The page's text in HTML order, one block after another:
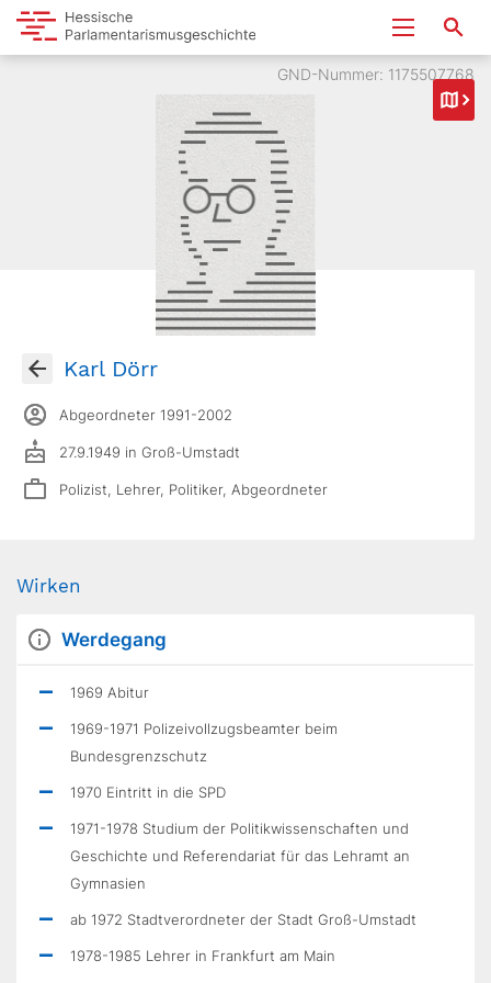
GND-Nummer: 1175507768
Karl Dörr
Abgeordneter 1991-2002
27.9.1949 in Groß-Umstadt
Polizist, Lehrer, Politiker, Abgeordneter
Wirken
Werdegang
1969 Abitur
1969-1971 Polizeivollzugsbeamter beim
Bundesgrenzschutz
1970 Eintritt in die SPD
1971-1978 Studium der Politikwissenschaften und
Geschichte und Referendariat für das Lehramt an
Gymnasien
ab 1972 Stadtverordneter der Stadt Groß-Umstadt
1978-1985 Lehrer in Frankfurt am Main